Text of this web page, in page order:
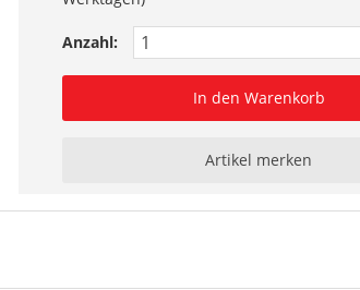
Anzahl:
In den Warenkorb
Artikel merken